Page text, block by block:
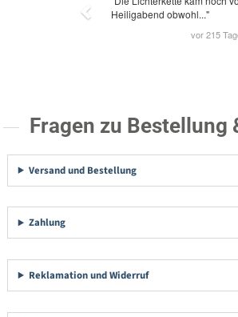
Fragen zu Bestellung
Versand und Bestellung
Zahlung
Reklamation und Widerruf